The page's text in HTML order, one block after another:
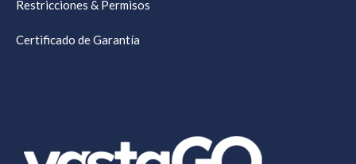
Restricciones & Permisos
Certificado de Garantía